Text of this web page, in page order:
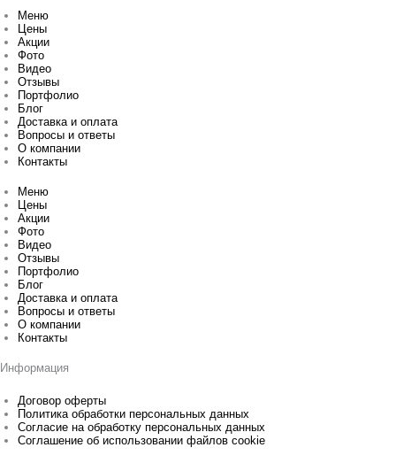
Меню
Цены
Акции
Фото
Видео
Отзывы
Портфолио
Блог
Доставка и оплата
Вопросы и ответы
О компании
Контакты
Меню
Цены
Акции
Фото
Видео
Отзывы
Портфолио
Блог
Доставка и оплата
Вопросы и ответы
О компании
Контакты
Информация
Договор оферты
Политика обработки персональных данных
Согласие на обработку персональных данных
Соглашение об использовании файлов cookie